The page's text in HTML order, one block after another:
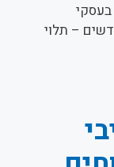
– תלוי